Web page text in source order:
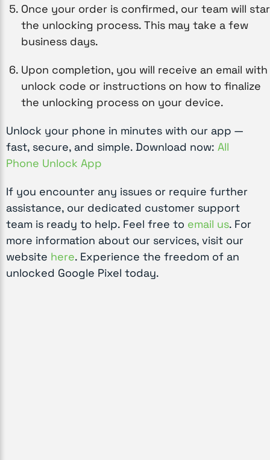
Once your order is confirmed, our team will
the unlocking process. This may take a few
business days.
Upon completion, you will receive an email with
unlock code or instructions on how to finalize
the unlocking process on your device.
Unlock your phone in minutes with our app —
fast, secure, and simple. Download now: All
Phone Unlock App
If you encounter any issues or require further
assistance, our dedicated customer support
team is ready to help. Feel free to email us. For
more information about our services, visit our
website here. Experience the freedom of an
unlocked Google Pixel today.